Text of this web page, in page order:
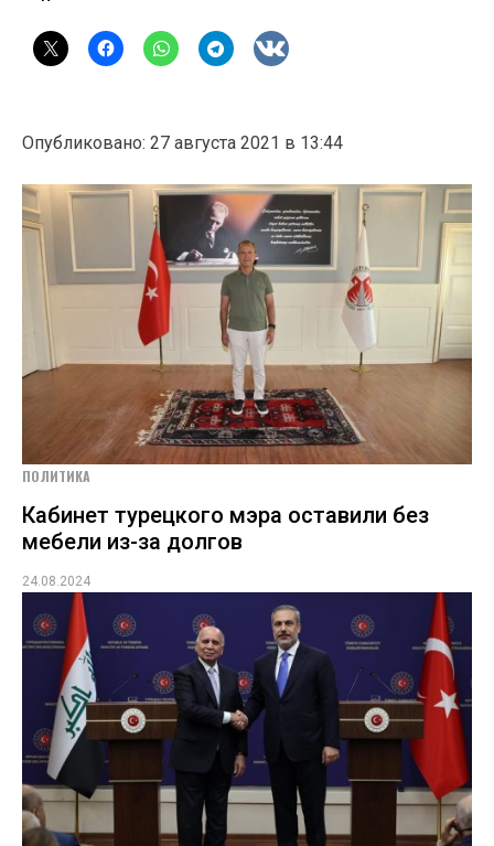
Опубликовано: 27 августа 2021 в 13:44
ПОЛИТИКА
Кабинет турецкого мэра оставили без
мебели из-за долгов
24.08.2024